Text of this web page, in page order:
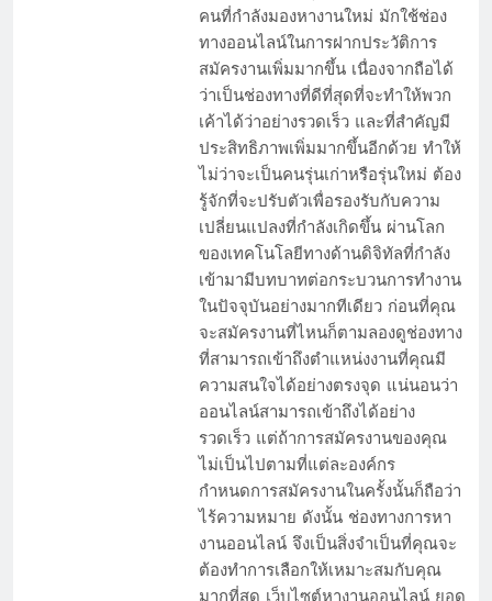
คนที่กำลังมองหางานใหม่ มักใช้ช่อง
ทางออนไลน์ในการฝากประวัติการ
สมัครงานเพิ่มมากขึ้น เนื่องจากถือได้
ว่าเป็นช่องทางที่ดีที่สุดที่จะทำให้พวก
เค้าได้ว่าอย่างรวดเร็ว และที่สำคัญมี
ประสิทธิภาพเพิ่มมากขึ้นอีกด้วย ทำให้
ไม่ว่าจะเป็นคนรุ่นเก่าหรือรุ่นใหม่ ต้อง
รู้จักที่จะปรับตัวเพื่อรองรับกับความ
เปลี่ยนแปลงที่กำลังเกิดขึ้น ผ่านโลก
ของเทคโนโลยีทางด้านดิจิทัลที่กำลัง
เข้ามามีบทบาทต่อกระบวนการทำงาน
ในปัจจุบันอย่างมากทีเดียว ก่อนที่คุณ
จะสมัครงานที่ไหนก็ตามลองดูช่องทาง
ที่สามารถเข้าถึงตำแหน่งงานที่คุณมี
ความสนใจได้อย่างตรงจุด แน่นอนว่า
ออนไลน์สามารถเข้าถึงได้อย่าง
รวดเร็ว แต่ถ้าการสมัครงานของคุณ
ไม่เป็นไปตามที่แต่ละองค์กร
กำหนดการสมัครงานในครั้งนั้นก็ถือว่า
ไร้ความหมาย ดังนั้น ช่องทางการหา
งานออนไลน์ จึงเป็นสิ่งจำเป็นที่คุณจะ
ต้องทำการเลือกให้เหมาะสมกับคุณ